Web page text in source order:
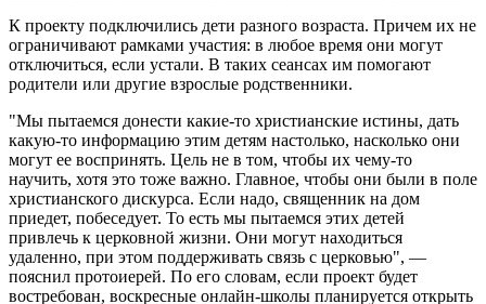
К проекту подключились дети разного возраста. Причем их не
ограничивают рамками участия: в любое время они могут
отключиться, если устали. В таких сеансах им помогают
родители или другие взрослые родственники.
"Мы пытаемся донести какие-то христианские истины, дать
какую-то информацию этим детям настолько, насколько они
могут ее воспринять. Цель не в том, чтобы их чему-то
научить, хотя это тоже важно. Главное, чтобы они были в поле
христианского дискурса. Если надо, священник на дом
приедет, побеседует. То есть мы пытаемся этих детей
привлечь к церковной жизни. Они могут находиться
удаленно, при этом поддерживать связь с церковью", —
пояснил протоиерей. По его словам, если проект будет
востребован, воскресные онлайн-школы планируется открыть